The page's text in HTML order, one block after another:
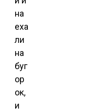
на
еха
ли
на
буг
ор
ок,
и